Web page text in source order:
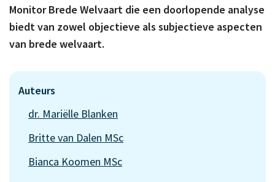
Monitor Brede Welvaart die een doorlopende analyse
biedt van zowel objectieve als subjectieve aspecten
van brede welvaart.
Auteurs
dr. Mariëlle Blanken
Britte van Dalen MSc
Bianca Koomen MSc